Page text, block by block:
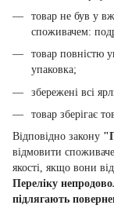
товар не був у
споживачем:
товар повністю
упаковка;
збережені всі
товар зберігає
Відповідно закону
відмовити
якості, якщо вони
Переліку
підлягають